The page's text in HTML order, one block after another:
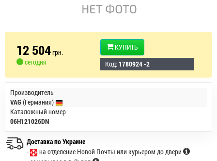
12 504грн.
сегодня
КУПИТЬ
Код: 1780924 -2
Производитель
VAG(Германия)
Каталожный номер
06H121026DN
Доставка по Украине
-
на отделение Новой Почты или курьером до двери